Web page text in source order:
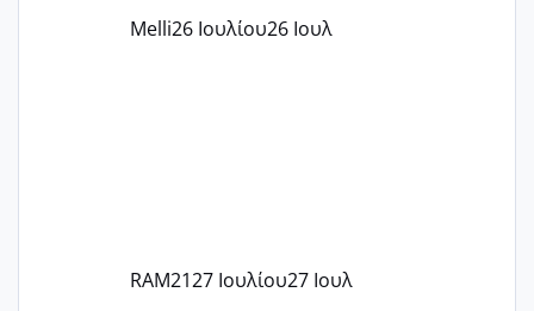
Εγώ πήγα σε έναν ιδιωτικό παιδικό στ
Melli26 Ιουλίου26 Ιουλ
RAM2127 Ιουλίου27 Ιουλ